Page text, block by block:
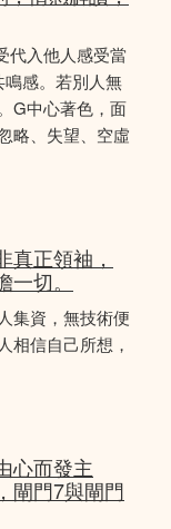
代入他人感受當
感。若別人無
G中心著色，面
略、失望、空虛
正領袖，
切。
集資，無技術便
相信自己所想，
心而發主
閘門7與閘門